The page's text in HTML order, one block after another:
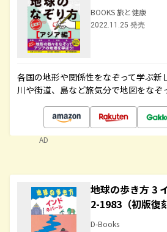
BOOKS 旅と健康
2022.11.25 発売
各国の地形や関係性をなぞって学ぶ新
川や街道、島など旅気分で地図をなぞ
AD
地球の歩き方 3
2-1983（初版復
D-Books